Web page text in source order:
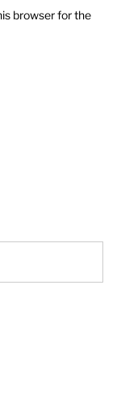
browser for the